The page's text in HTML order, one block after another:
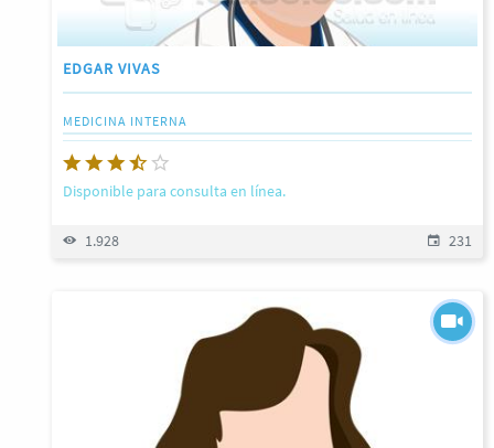
EDGAR VIVAS
MEDICINA INTERNA
Disponible para consulta en línea.
1.928 231